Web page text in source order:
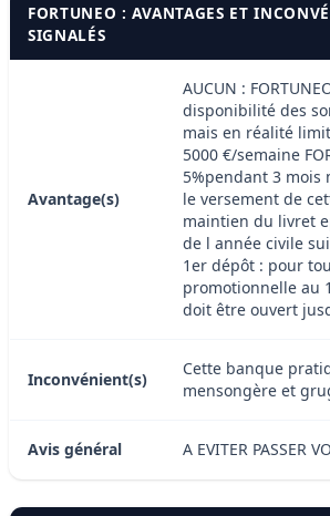
FORTUNEO : AVANTAGES ET
SIGNALÉS
Avantage(s)
AUCUN :
disponibilité des
mais en réalité
5000 €/semaine
5%pendant 3 mois
le versement de
maintien du livret
de l année civile
1er dépôt : pour
promotionnelle au
doit être ouvert
Inconvénient(s)
Cette banque
mensongère et
Avis général A EVITER PASSER